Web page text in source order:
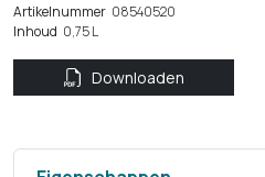
Artikelnummer 08540520
Inhoud 0,75 L
Downloaden